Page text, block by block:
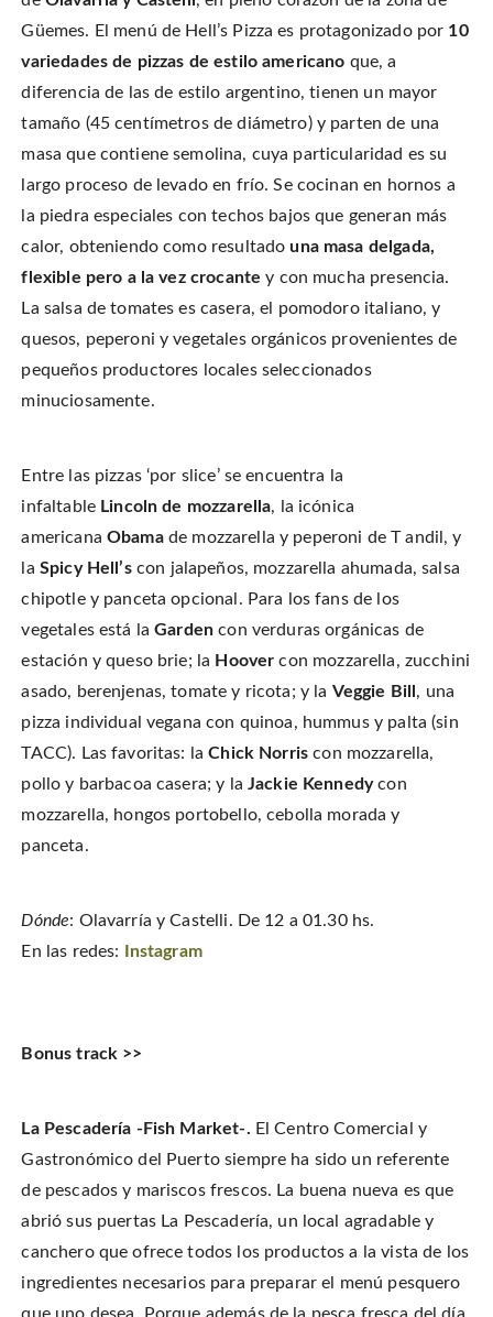
Güemes. El menú de Hell’s Pizza es protagonizado por 10
variedades de pizzas de estilo americano que, a
diferencia de las de estilo argentino, tienen un mayor
tamaño (45 centímetros de diámetro) y parten de una
masa que contiene semolina, cuya particularidad es su
largo proceso de levado en frío. Se cocinan en hornos a
la piedra especiales con techos bajos que generan más
calor, obteniendo como resultadouna masa delgada,
flexible pero a la vez crocante y con mucha presencia.
La salsa de tomates es casera, el pomodoro italiano, y
quesos, peperoni y vegetales orgánicos provenientes de
pequeños productores locales seleccionados
minuciosamente.
Entre las pizzas ‘por slice’ se encuentra la
infaltable Lincoln de mozzarella, la icónica
americana Obamade mozzarella y peperoni de T andil, y
la Spicy Hell’scon jalapeños, mozzarella ahumada, salsa
chipotle y panceta opcional. Para los fans de los
vegetales está laGarden con verduras orgánicas de
estación y queso brie; la Hoovercon mozzarella, zucchini
asado, berenjenas, tomate y ricota; y la Veggie Bill , una
pizza individual vegana con quinoa, hummus y palta (sin
TACC). Las favoritas: laChick Norris con mozzarella,
pollo y barbacoa casera; y la Jackie Kennedycon
mozzarella, hongos portobello, cebolla morada y
panceta.
Dónde: Olavarría y Castelli. De 12 a 01.30 hs.
En las redes:
Instagram
Bonus track >>
La Pescadería -Fish Market-. El Centro Comercial y
Gastronómico del Puerto siempre ha sido un referente
de pescados y mariscos frescos. La buena nueva es que
abrió sus puertas La Pescadería, un local agradable y
canchero que ofrece todos los productos a la vista de los
ingredientes necesarios para preparar el menú pesquero